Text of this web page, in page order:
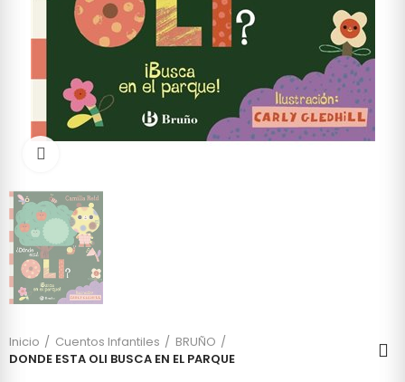
Inicio Cuentos Infantiles
BRUÑO
DONDE ESTA OLI BUSCA EN EL PARQUE